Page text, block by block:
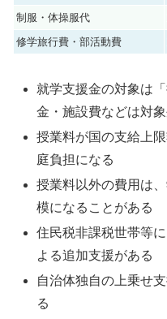
制服・体操服代
修学旅行費・部活動費
就学支援金の対象は
金・施設費などは対
授業料が国の支給上
庭負担になる
授業料以外の費用は
模になることがある
住民税非課税世帯等
よる追加支援がある
自治体独自の上乗せ
る